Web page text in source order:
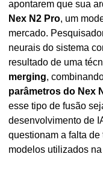
Nex N2 Pro, um
mercado.
neurais do sistema
resultado de uma
merging,
parâmetros do Nex
esse tipo de fusão
desenvolvimento de
questionam a falta
modelos utilizados